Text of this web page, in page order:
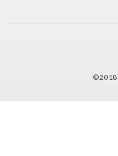
©2018